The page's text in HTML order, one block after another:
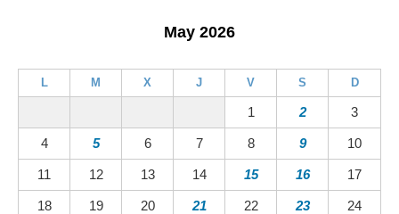
May 2026
L M X J V S D
1 2 3
4 5 6 7 8 9 10
11 12 13 14 15 16 17
18 19 20 21 22 23 24